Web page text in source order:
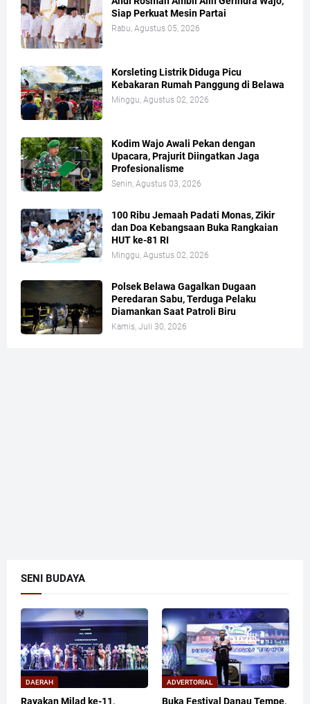
Siap Perkuat Mesin Partai
Rabu, Agustus 05, 2026
Korsleting Listrik Diduga Picu
Kebakaran Rumah Panggung di Belawa
Minggu, Agustus 02, 2026
Kodim Wajo Awali Pekan dengan
Upacara, Prajurit Diingatkan Jaga
Profesionalisme
Senin, Agustus 03, 2026
100 Ribu Jemaah Padati Monas, Zikir
dan Doa Kebangsaan Buka Rangkaian
HUT ke-81 RI
Minggu, Agustus 02, 2026
Polsek Belawa Gagalkan Dugaan
Peredaran Sabu, Terduga Pelaku
Diamankan Saat Patroli Biru
Kamis, Juli 30, 2026
SENI BUDAYA
DAERAH
Rayakan Milad ke-11,
ADVERTORIAL
Buka Festival Danau Tempe,